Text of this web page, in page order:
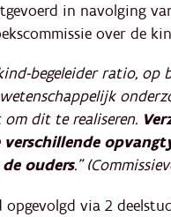
in navolging
over de
ratio,
dit te realiseren.
ouders.”
opgevolgd via 2